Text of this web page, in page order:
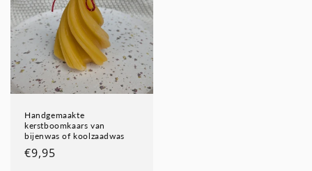
Handgemaakte
kerstboomkaars van
bijenwas of koolzaadwas
Normale
€9,95